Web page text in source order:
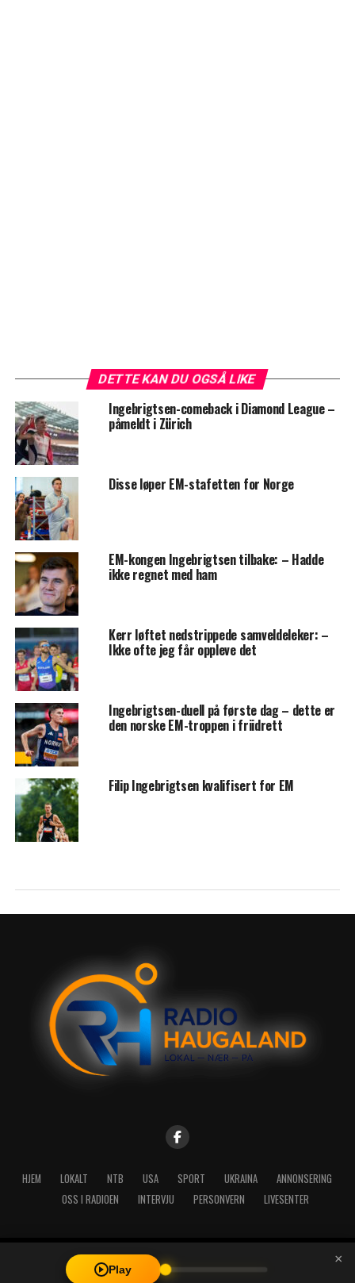
DETTE KAN DU OGSÅ LIKE
Ingebrigtsen-comeback i Diamond League –
påmeldt i Zürich
Disse løper EM-stafetten for Norge
EM-kongen Ingebrigtsen tilbake: – Hadde
ikke regnet med ham
Kerr løftet nedstrippede samveldeleker: –
Ikke ofte jeg får oppleve det
Ingebrigtsen-duell på første dag – dette er
den norske EM-troppen i friidrett
Filip Ingebrigtsen kvalifisert for EM
HJEM LOKALT NTB USA SPORT UKRAINA
ANNONSERING
OSS I RADIOEN
INTERVJU PERSONVERN LIVESENTER
Copyright © 2026 A-Media AS | Radio Haugaland - Haraldsgata 114,
5527 Haugesund - Mail: post@radioh.no - Telefon: 52717273
Play
×